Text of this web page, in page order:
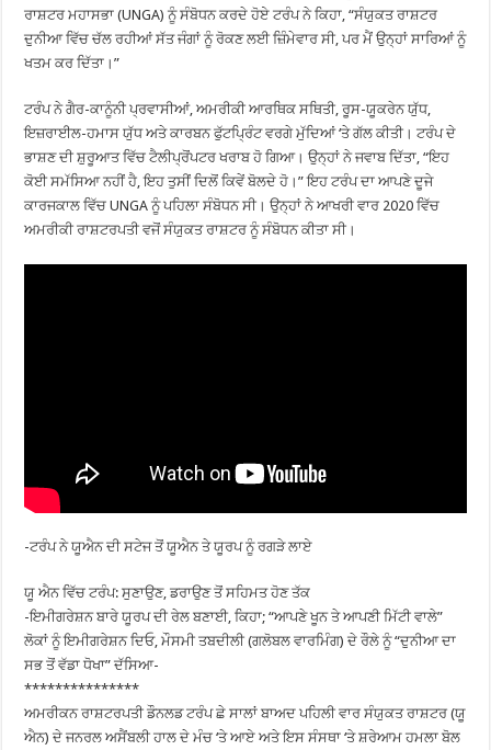
ਰਾਸ਼ਟਰ ਮਹਾਸਭਾ (UNGA) ਨੂੰ ਸੰਬੋਧਨ ਕਰਦੇ ਹੋਏ ਟਰੰਪ ਨੇ ਕਿਹਾ, “ਸੰਯੁਕਤ ਰਾਸ਼ਟਰ
ਦੁਨੀਆ ਵਿੱਚ ਚੱਲ ਰਹੀਆਂ ਸੱਤ ਜੰਗਾਂ ਨੂੰ ਰੋਕਣ ਲਈ ਜ਼ਿੰਮੇਵਾਰ ਸੀ, ਪਰ ਮੈਂ ਉਨ੍ਹਾਂ ਸਾਰਿਆਂ ਨੂੰ
ਖਤਮ ਕਰ ਦਿੱਤਾ।”
ਟਰੰਪ ਨੇ ਗੈਰ-ਕਾਨੂੰਨੀ ਪ੍ਰਵਾਸੀਆਂ, ਅਮਰੀਕੀ ਆਰਥਿਕ ਸਥਿਤੀ, ਰੂਸ-ਯੂਕਰੇਨ ਯੁੱਧ,
ਇਜ਼ਰਾਈਲ-ਹਮਾਸ ਯੁੱਧ ਅਤੇ ਕਾਰਬਨ ਫੁੱਟਪ੍ਰਿੰਟ ਵਰਗੇ ਮੁੱਦਿਆਂ ‘ਤੇ ਗੱਲ ਕੀਤੀ। ਟਰੰਪ ਦੇ
ਭਾਸ਼ਣ ਦੀ ਸ਼ੁਰੂਆਤ ਵਿੱਚ ਟੈਲੀਪ੍ਰੋਂਪਟਰ ਖਰਾਬ ਹੋ ਗਿਆ। ਉਨ੍ਹਾਂ ਨੇ ਜਵਾਬ ਦਿੱਤਾ, “ਇਹ
ਕੋਈ ਸਮੱਸਿਆ ਨਹੀਂ ਹੈ, ਇਹ ਤੁਸੀਂ ਦਿਲੋਂ ਕਿਵੇਂ ਬੋਲਦੇ ਹੋ।” ਇਹ ਟਰੰਪ ਦਾ ਆਪਣੇ ਦੂਜੇ
ਕਾਰਜਕਾਲ ਵਿੱਚ UNGA ਨੂੰ ਪਹਿਲਾ ਸੰਬੋਧਨ ਸੀ। ਉਨ੍ਹਾਂ ਨੇ ਆਖਰੀ ਵਾਰ 2020 ਵਿੱਚ
ਅਮਰੀਕੀ ਰਾਸ਼ਟਰਪਤੀ ਵਜੋਂ ਸੰਯੁਕਤ ਰਾਸ਼ਟਰ ਨੂੰ ਸੰਬੋਧਨ ਕੀਤਾ ਸੀ।
-ਟਰੰਪ ਨੇ ਯੂਐਨ ਦੀ ਸਟੇਜ ਤੋਂ ਯੂਐਨ ਤੇ ਯੂਰਪ ਨੂੰ ਰਗੜੇ ਲਾਏ
ਯੂ ਐਨ ਵਿੱਚ ਟਰੰਪ: ਸੁਣਾਉਣ, ਡਰਾਉਣ ਤੋਂ ਸਹਿਮਤ ਹੋਣ ਤੱਕ
-ਇਮੀਗਰੇਸ਼ਨ ਬਾਰੇ ਯੂਰਪ ਦੀ ਰੇਲ ਬਣਾਈ, ਕਿਹਾ; “ਆਪਣੇ ਖੂਨ ਤੇ ਆਪਣੀ ਮਿੱਟੀ ਵਾਲੇ”
ਲੋਕਾਂ ਨੂੰ ਇਮੀਗਰੇਸ਼ਨ ਦਿਓ, ਮੌਸਮੀ ਤਬਦੀਲੀ (ਗਲੋਬਲ ਵਾਰਮਿੰਗ) ਦੇ ਰੌਲੇ ਨੂੰ “ਦੁਨੀਆ ਦਾ
ਸਭ ਤੋਂ ਵੱਡਾ ਧੋਖਾ” ਦੱਸਿਆ-
***************
ਅਮਰੀਕਨ ਰਾਸ਼ਟਰਪਤੀ ਡੌਨਲਡ ਟਰੰਪ ਛੇ ਸਾਲਾਂ ਬਾਅਦ ਪਹਿਲੀ ਵਾਰ ਸੰਯੁਕਤ ਰਾਸ਼ਟਰ (ਯੂ
ਐਨ) ਦੇ ਜਨਰਲ ਅਸੈਂਬਲੀ ਹਾਲ ਦੇ ਮੰਚ ‘ਤੇ ਆਏ ਅਤੇ ਇਸ ਸੰਸਥਾ ‘ਤੇ ਸ਼ਰੇਆਮ ਹਮਲਾ ਬੋਲ